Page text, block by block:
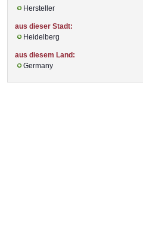
Hersteller
aus dieser Stadt:
Heidelberg
aus diesem Land:
Germany